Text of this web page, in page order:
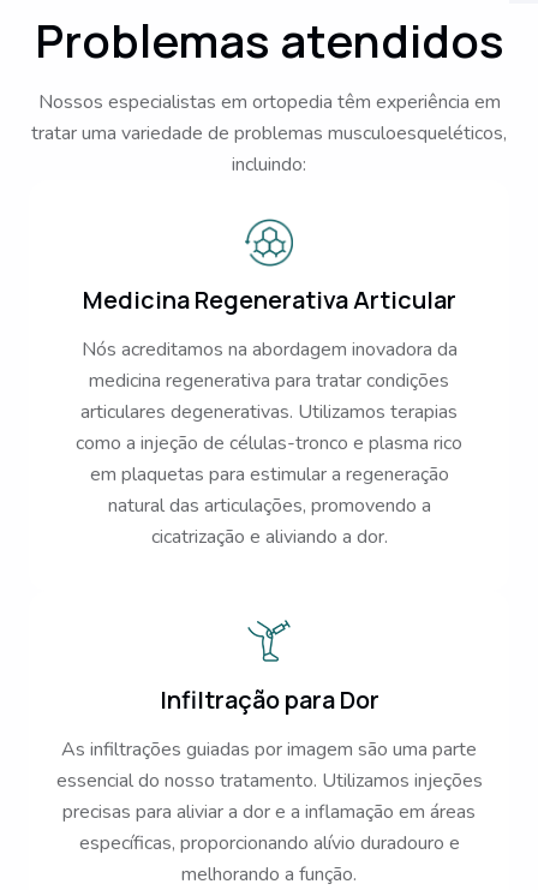
Problemas atendidos
Nossos especialistas em ortopedia têm experiência em
tratar uma variedade de problemas musculoesqueléticos,
incluindo:
Medicina Regenerativa Articular
Nós acreditamos na abordagem inovadora da
medicina regenerativa para tratar condições
articulares degenerativas. Utilizamos terapias
como a injeção de células-tronco e plasma rico
em plaquetas para estimular a regeneração
natural das articulações, promovendo a
cicatrização e aliviando a dor.
Infiltração para Dor
As infiltrações guiadas por imagem são uma parte
essencial do nosso tratamento. Utilizamos injeções
precisas para aliviar a dor e a inflamação em áreas
específicas, proporcionando alívio duradouro e
melhorando a função.